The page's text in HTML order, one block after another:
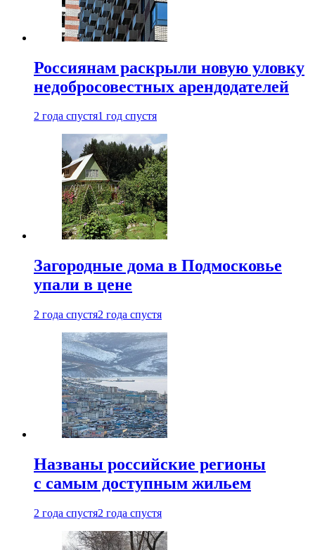
Россиянам раскрыли новую уловку
недобросовестных арендодателей
2 года спустя1 год спустя
Загородные дома в Подмосковье
упали в цене
2 года спустя2 года спустя
Названы российские регионы
с самым доступным жильем
2 года спустя2 года спустя